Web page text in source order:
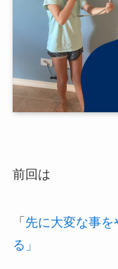
前回は
「 先に大変な事
る」